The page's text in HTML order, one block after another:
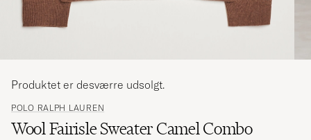
POLO RALPH LAUREN
Wool Fairisle Sweater Camel Combo
Produktet er desværre udsolgt.